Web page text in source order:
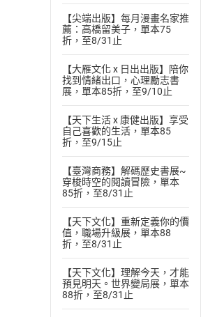
【尖端出版】每月漫畫名家推
薦：高橋留美子，單本75
折，至8/31止
【大雁文化 x 日出出版】陪你
找到情緒出口，心理勵志書
展，單本85折，至9/10止
【天下生活 x 康健出版】享受
自己喜歡的生活，單本85
折，至9/15止
【臺灣商務】解碼歷史書展~
穿梭時空的閱讀冒險，單本
85折，至8/31止
【天下文化】重新定義你的價
值，職場升級展，單本88
折，至8/31止
【天下文化】理解今天，才能
預見明天。世界變局展，單本
88折，至8/31止